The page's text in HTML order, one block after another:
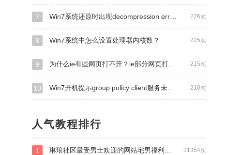
226次
7 Win7系统还原时出现decompression error abort如何解决？
225次
8 Win7系统中怎么设置处理器内核数？
215次
9 为什么ie有些网页打不开？ie部分网页打不开的解决办法
210次
10 Win7开机提示group policy client服务未能登录怎么办？
人气教程排行
31354次
1 琳琅社区最受男士欢迎的网站宅男福利？琳琅社区600ucom男人最受欢迎_丝瓜视频破解版